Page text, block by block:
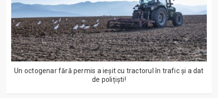
Un octogenar fără permis a ieșit cu tractorul în trafic și a dat
de polițiști!